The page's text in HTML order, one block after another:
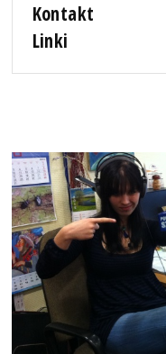
Kontakt
Linki